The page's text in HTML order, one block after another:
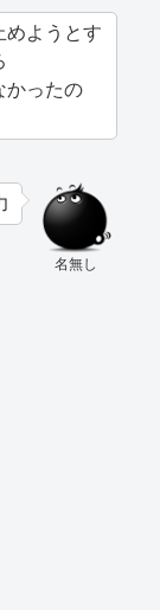
めようとす
かったの
名無し